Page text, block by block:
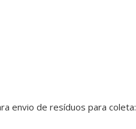
envio de resíduos para coleta: